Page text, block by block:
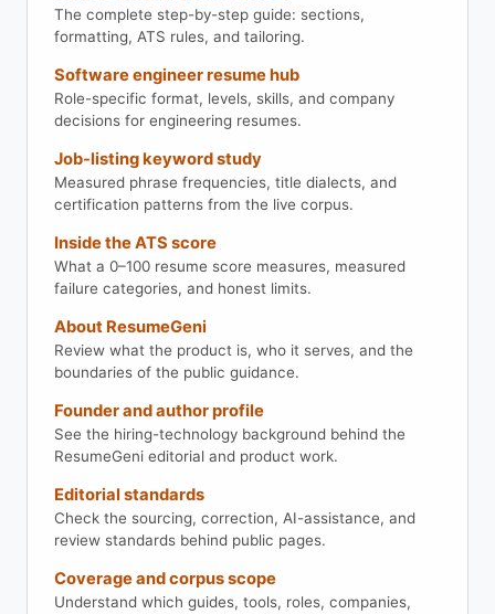
The complete step-by-step guide: sections,
formatting, ATS rules, and tailoring.
Software engineer resume hub
Role-specific format, levels, skills, and company
decisions for engineering resumes.
Job-listing keyword study
Measured phrase frequencies, title dialects, and
certification patterns from the live corpus.
Inside the ATS score
What a 0–100 resume score measures, measured
failure categories, and honest limits.
About ResumeGeni
Review what the product is, who it serves, and the
boundaries of the public guidance.
Founder and author profile
See the hiring-technology background behind the
ResumeGeni editorial and product work.
Editorial standards
Check the sourcing, correction, AI-assistance, and
review standards behind public pages.
Coverage and corpus scope
Understand which guides, tools, roles, companies,